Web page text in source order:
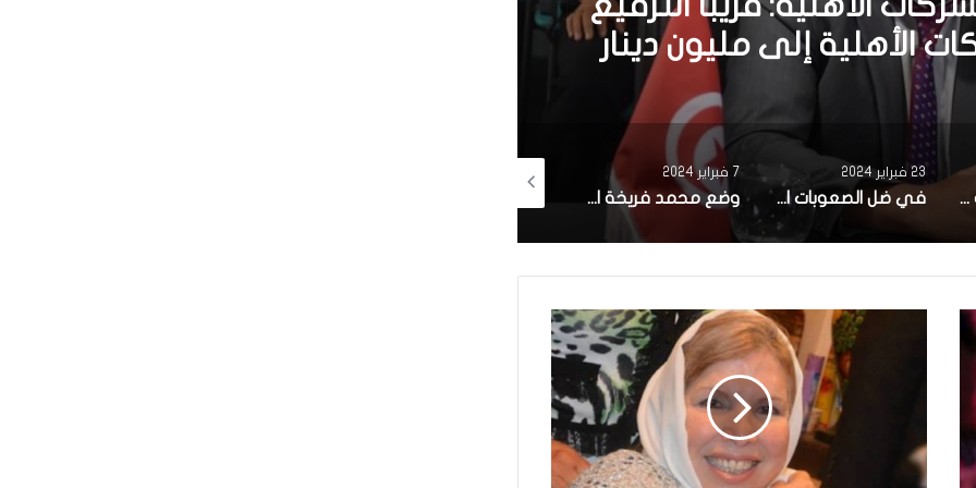
إلى مليون دينار
صنعت شركة ناشئة تونسية.. بلدية سوسة تنطلق في تجربة ‘zigofiltre’
23 فبراير 2024
في ضل الصعوبات الاقتصادية : تاخر كبير في الاعلان عن تركيبة الهيئة الوطنية للصلح الجزائي وانطلاق اشغالها
7 فبراير 2024
وضع محمد فريخة الصحي صعب ونقله الي المستشفى